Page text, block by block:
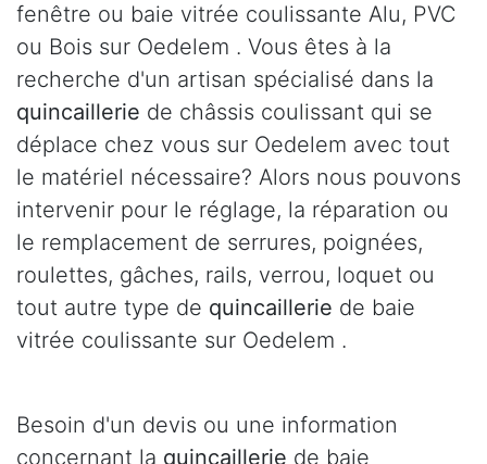
fenêtre ou baie vitrée coulissante Alu, PVC
ou Bois sur Oedelem . Vous êtes à la
recherche d'un artisan spécialisé dans la
quincaillerie de châssis coulissant qui se
déplace chez vous sur Oedelem avec tout
le matériel nécessaire? Alors nous pouvons
intervenir pour le réglage, la réparation ou
le remplacement de serrures, poignées,
roulettes, gâches, rails, verrou, loquet ou
tout autre type de quincaillerie de baie
vitrée coulissante sur Oedelem .
Besoin d'un devis ou une information
concernant la quincaillerie de baie